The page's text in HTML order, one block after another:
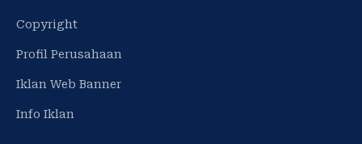
Copyright
Profil Perusahaan
Iklan Web Banner
Info Iklan